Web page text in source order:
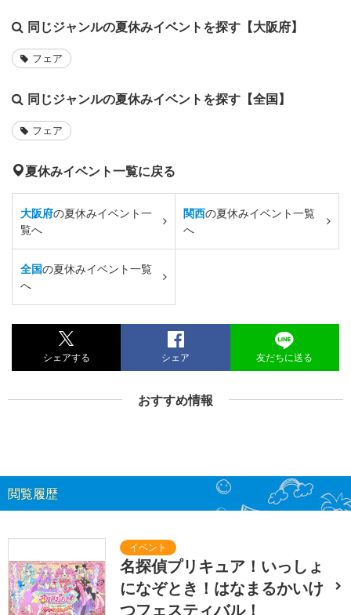
同じジャンルの夏休みイベントを探す【大阪府】
フェア
同じジャンルの夏休みイベントを探す【全国】
フェア
夏休みイベント一覧に戻る
大阪府の夏休みイベント一
覧へ
関西の夏休みイベント一覧
へ
全国の夏休みイベント一覧
へ
シェアする シェア 友だちに送る
おすすめ情報
閲覧履歴
名探偵プリキュア！いっしょ
になぞとき！はなまるかいけ
つフェスティバル！